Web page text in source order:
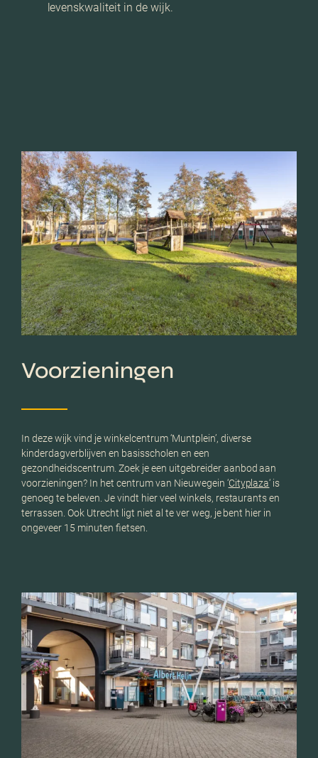
levenskwaliteit in de wijk.
Voorzieningen
In deze wijk vind je winkelcentrum ‘Muntplein’, diverse
kinderdagverblijven en basisscholen en een
gezondheidscentrum. Zoek je een uitgebreider aanbod aan
voorzieningen? In het centrum van Nieuwegein ‘Cityplaza‘ is
genoeg te beleven. Je vindt hier veel winkels, restaurants en
terrassen. Ook Utrecht ligt niet al te ver weg, je bent hier in
ongeveer 15 minuten fietsen.